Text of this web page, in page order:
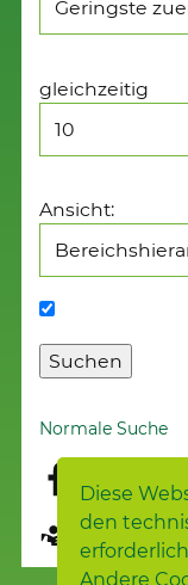
Diese
den
Andere
gleichzeitig
Ansicht:
Normale Suche
Seite